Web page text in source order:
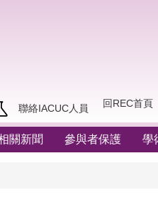
聯絡IACUC人員 回REC首頁
關新聞 參與者保護 學